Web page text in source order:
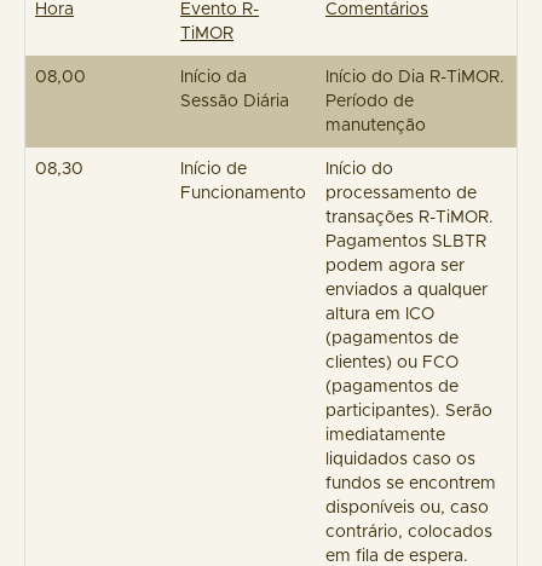
Hora
Evento R-
TiMOR
Comentários
08,00
Início da
Sessão Diária
Início do Dia R-TiMOR.
Período de
manutenção
08,30
Início de
Funcionamento
Início do
processamento de
transações R-TiMOR.
Pagamentos SLBTR
podem agora ser
enviados a qualquer
altura em ICO
(pagamentos de
clientes) ou FCO
(pagamentos de
participantes). Serão
imediatamente
liquidados caso os
fundos se encontrem
disponíveis ou, caso
contrário, colocados
em fila de espera.